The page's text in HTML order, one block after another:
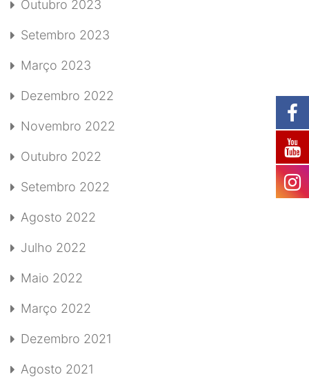
Outubro 2023
Setembro 2023
Março 2023
Dezembro 2022
Novembro 2022
Outubro 2022
Setembro 2022
Agosto 2022
Julho 2022
Maio 2022
Março 2022
Dezembro 2021
Agosto 2021